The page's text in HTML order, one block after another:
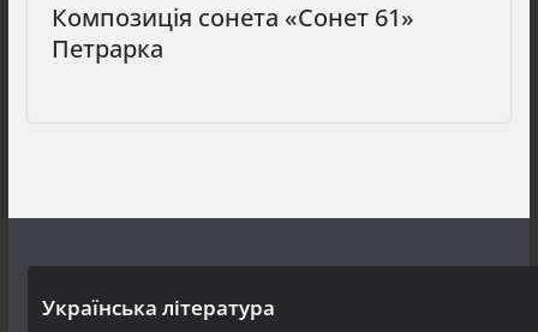
Композиція сонета «Сонет 61»
Петрарка
Українська література